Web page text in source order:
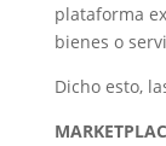
plataforma
bienes o
Dicho esto,